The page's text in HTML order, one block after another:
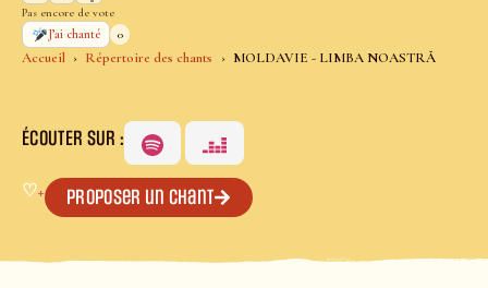
Accueil Répertoire des chants MOLDAVIE - LIMBA NOASTRĂ
Pas encore de vote
J’ai chanté
0
ÉCOUTER SUR :
♡+ Proposer un chant